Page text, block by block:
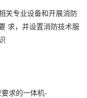
关专业设备和开展消防
求，并设置消防技术服
求的一体机-